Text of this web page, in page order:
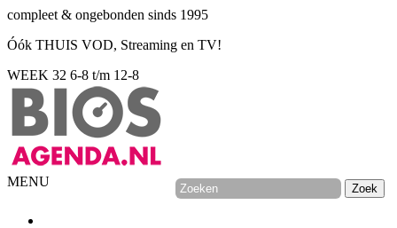
compleet & ongebonden sinds 1995
Óók THUIS VOD, Streaming en TV!
WEEK 32 6-8 t/m 12-8
MENU